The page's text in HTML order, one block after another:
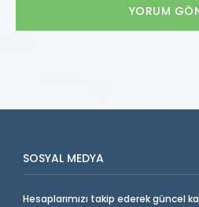
SOSYAL MEDYA
Hesaplarımızı takip ederek güncel